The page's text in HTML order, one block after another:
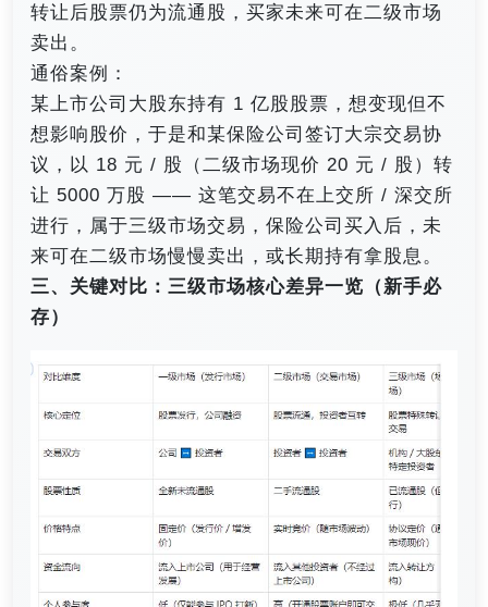
转让后股票仍为流通股，买家未来可在二级市场
卖出。
通俗案例：
某上市公司大股东持有 1 亿股股票，想变现但不
想影响股价，于是和某保险公司签订大宗交易协
议，以 18 元 / 股（二级市场现价 20 元 / 股）转
让 5000 万股 —— 这笔交易不在上交所 / 深交所
进行，属于三级市场交易，保险公司买入后，未
来可在二级市场慢慢卖出，或长期持有拿股息。
三、关键对比：三级市场核心差异一览（新手必
存）